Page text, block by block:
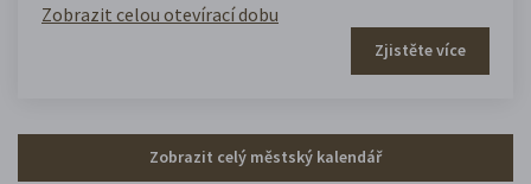
Zobrazit celou otevírací dobu
Zjistěte více
Zobrazit celý městský kalendář